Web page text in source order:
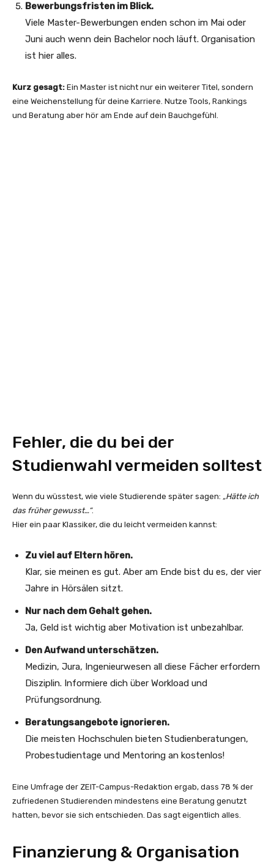
Bewerbungsfristen im Blick.
Viele Master-Bewerbungen enden schon im Mai oder
Juni auch wenn dein Bachelor noch läuft. Organisation
ist hier alles.
Kurz gesagt: Ein Master ist nicht nur ein weiterer Titel, sondern
eine Weichenstellung für deine Karriere. Nutze Tools, Rankings
und Beratung aber hör am Ende auf dein Bauchgefühl.
Fehler, die du bei der
Studienwahl vermeiden solltest
Wenn du wüsstest, wie viele Studierende später sagen: „Hätte ich
das früher gewusst…“.
Hier ein paar Klassiker, die du leicht vermeiden kannst:
Zu viel auf Eltern hören.
Klar, sie meinen es gut. Aber am Ende bist du es, der vier
Jahre in Hörsälen sitzt.
Nur nach dem Gehalt gehen.
Ja, Geld ist wichtig aber Motivation ist unbezahlbar.
Den Aufwand unterschätzen.
Medizin, Jura, Ingenieurwesen all diese Fächer erfordern
Disziplin. Informiere dich über Workload und
Prüfungsordnung.
Beratungsangebote ignorieren.
Die meisten Hochschulen bieten Studienberatungen,
Probestudientage und Mentoring an kostenlos!
Eine Umfrage der ZEIT-Campus-Redaktion ergab, dass 78 % der
zufriedenen Studierenden mindestens eine Beratung genutzt
hatten, bevor sie sich entschieden. Das sagt eigentlich alles.
Finanzierung & Organisation